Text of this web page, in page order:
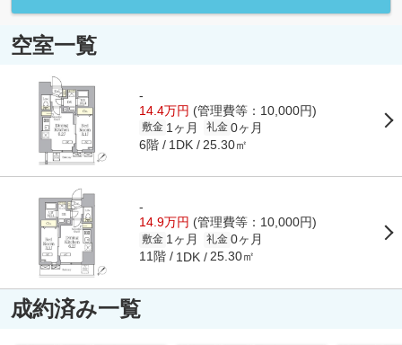
空室一覧
-
14.4万円 (管理費等：10,000円)
敷金 1ヶ月 礼金 0ヶ月
6階 1DK 25.30㎡
-
14.9万円 (管理費等：10,000円)
敷金 1ヶ月 礼金 0ヶ月
11階 1DK 25.30㎡
成約済み一覧